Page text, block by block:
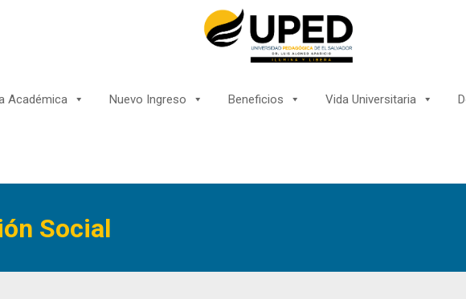
Académica Nuevo Ingreso Beneficios Vida Universitaria
Social